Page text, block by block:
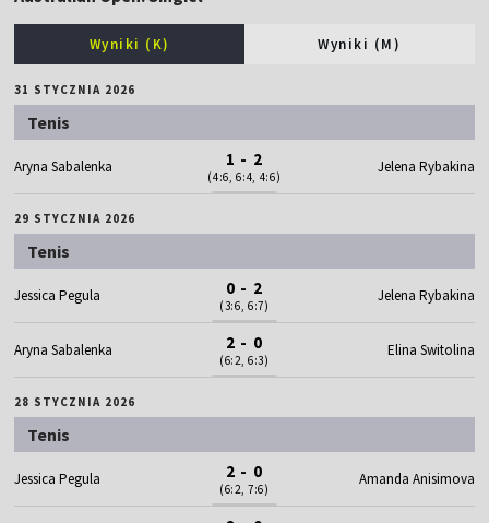
Wyniki (K) Wyniki (M)
31 STYCZNIA 2026
Tenis
Aryna Sabalenka 1 - 2
(4:6, 6:4, 4:6)
Jelena Rybakina
29 STYCZNIA 2026
Tenis
Jessica Pegula 0 - 2
(3:6, 6:7)
Jelena Rybakina
Aryna Sabalenka 2 - 0
(6:2, 6:3)
Elina Switolina
28 STYCZNIA 2026
Tenis
Jessica Pegula 2 - 0
(6:2, 7:6)
Amanda Anisimova